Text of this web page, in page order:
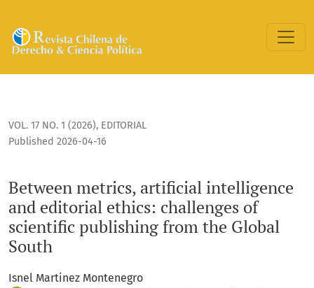
VOL. 17 NO. 1 (2026), EDITORIAL
Between metrics, artificial intelligence
and editorial ethics: challenges of
scientific publishing from the Global
South
Published 2026-04-16
Isnel Martinez Montenegro